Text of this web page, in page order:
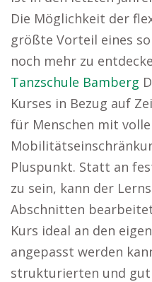
Die Möglichkeit der
größte Vorteil eines
noch mehr zu
Tanzschule Bamberg
Kurses in Bezug auf
für Menschen mit
Pluspunkt. Statt an
zu sein, kann der
Abschnitten
Kurs ideal an den
angepasst werden
strukturierten und gut